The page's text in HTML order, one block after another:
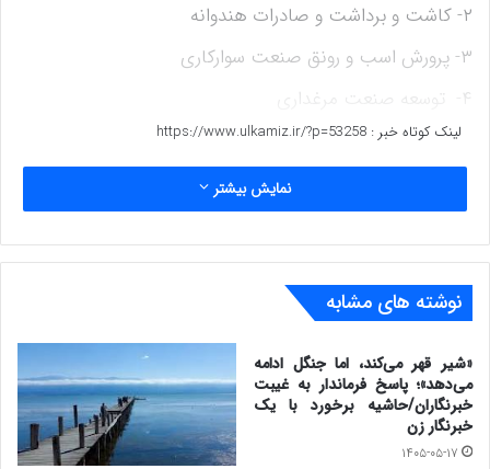
۲- کاشت و برداشت و صادرات هندوانه
۳- پرورش اسب و رونق صنعت سوارکاری
۴- توسعه صنعت مرغداری
۸-ترانزیت پارچه های نخی از ترکمنستان به سایر نقاط کشور
۱۰-تعداد بالای روستاهای تحت پوشش
۱۱-وجود مجموعه ای از ابر روستاهای کشور که بعضا جمعیتی
بالای ۵ هزار نفر دارند.
لینک کوتاه خبر : https://www.ulkamiz.ir/?p=53258
نمایش بیشتر
نوشته های مشابه
«شیر قهر می‌کند، اما جنگل ادامه
می‌دهد»؛ پاسخ فرماندار به غیبت
خبرنگاران/حاشیه برخورد با یک
خبرنگار زن
۱۴۰۵-۰۵-۱۷